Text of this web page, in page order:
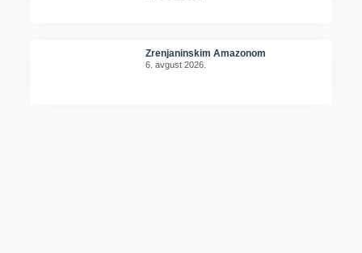
Zrenjaninskim Amazonom
6. avgust 2026.